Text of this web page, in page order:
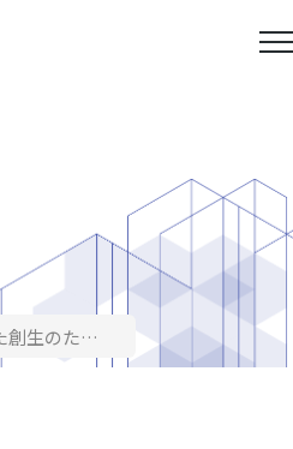
「ひなた創生のための奨学金返還支援事業」